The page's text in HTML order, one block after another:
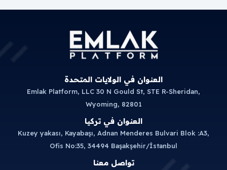
العنوان في الولايات المتحدة
Emlak Platform, LLC 30 N Gould St, STE R-Sheridan,
Wyoming, 82801
العنوان في تركيا
Kuzey yakası, Kayabaşı, Adnan Menderes Bulvari Blok :A3,
Ofis No:35, 34494 Başakşehir/İstanbul
تواصل معنا